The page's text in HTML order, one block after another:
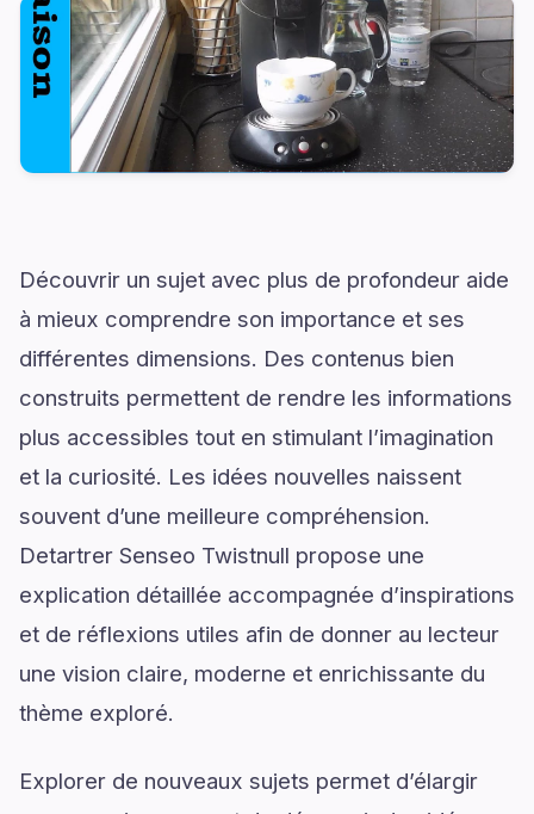
Découvrir un sujet avec plus de profondeur aide
à mieux comprendre son importance et ses
différentes dimensions. Des contenus bien
construits permettent de rendre les informations
plus accessibles tout en stimulant l’imagination
et la curiosité. Les idées nouvelles naissent
souvent d’une meilleure compréhension.
Detartrer Senseo Twistnull propose une
explication détaillée accompagnée d’inspirations
et de réflexions utiles afin de donner au lecteur
une vision claire, moderne et enrichissante du
thème exploré.
Explorer de nouveaux sujets permet d’élargir